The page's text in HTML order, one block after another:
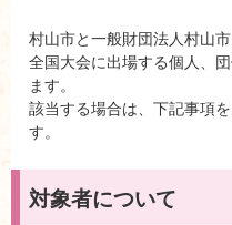
村山市と一般財団法人村山
全国大会に出場する個人、
ます。
該当する場合は、下記事項
す。
対象者について